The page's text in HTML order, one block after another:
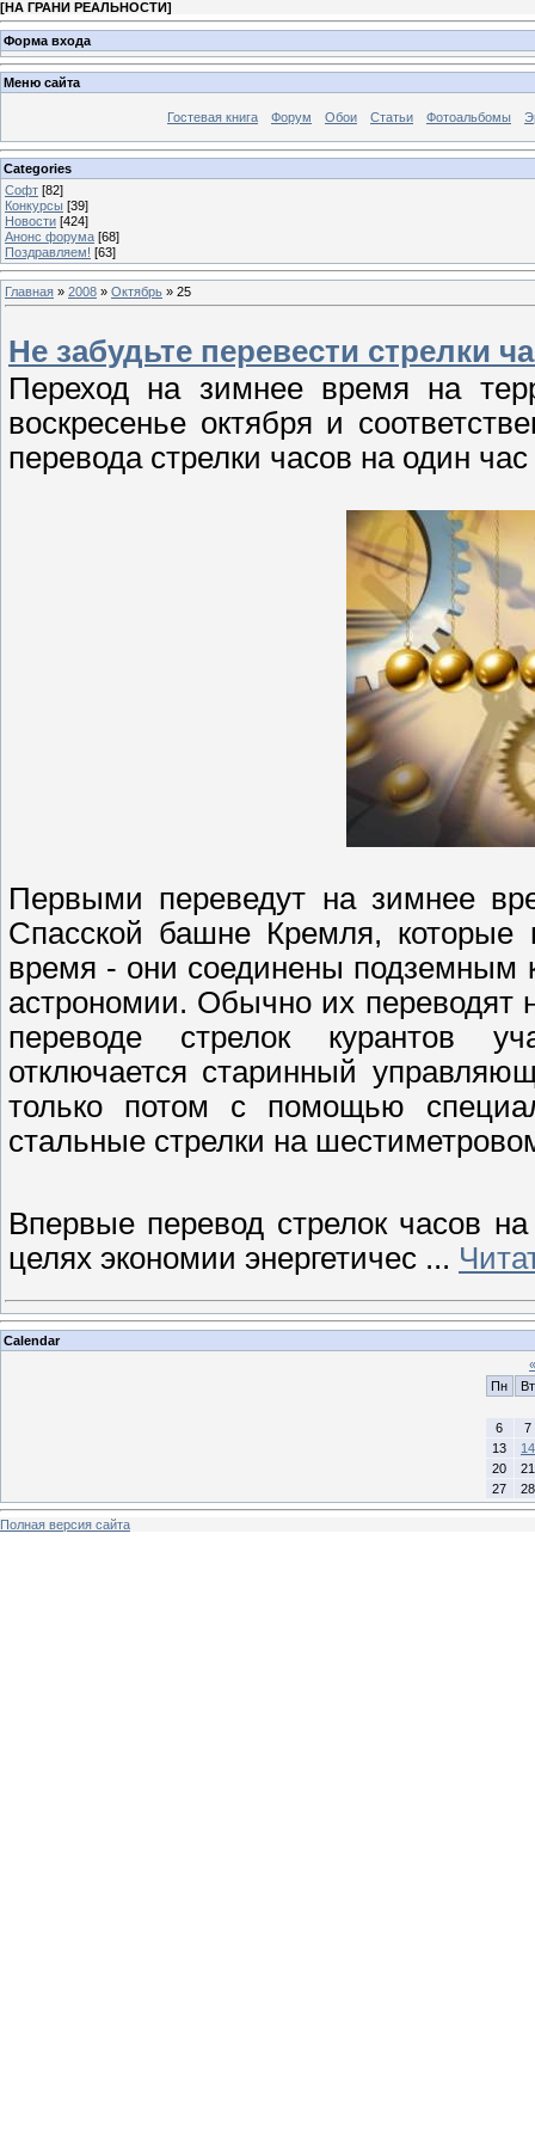
[НА ГРАНИ РЕАЛЬНОСТИ]
Форма входа
Меню сайта
Гостевая книга Форум Обои Статьи Фотоальбомы
Categories
Софт [82]
Конкурсы [39]
Новости [424]
Анонс форума [68]
Поздравляем! [63]
Главная » 2008 » Октябрь » 25
Не забудьте перевести стрелки
Переход на зимнее время на
воскресенье октября и
перевода стрелки часов на один
Первыми переведут на зимнее
Спасской башне Кремля, которые
время - они соединены подземным
астрономии. Обычно их
переводе стрелок курантов
отключается старинный
только потом с помощью
стальные стрелки на
Впервые перевод стрелок часов
целях экономии энергетичес ...
Calendar
«
Пн
Вт
6
7
13
14
20
21
27
28
Полная версия сайта